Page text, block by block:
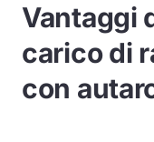
Vantaggi
carico di
con